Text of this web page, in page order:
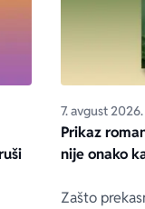
7. avgust 2026.
Prikaz
nije onako
Zašto